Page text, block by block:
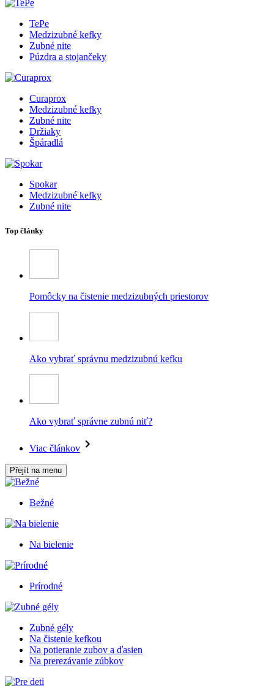
TePe
Medzizubné kefky
Zubné nite
Púzdra a stojančeky
Curaprox
Medzizubné kefky
Zubné nite
Držiaky
Špáradlá
Spokar
Medzizubné kefky
Zubné nite
Top články
Pomôcky na čistenie medzizubných priestorov
Ako vybrať správnu medzizubnú kefku
Ako vybrať správne zubnú niť?
Viac článkov
Přejít na menu
Bežné
Na bielenie
Prírodné
Zubné gély
Na čistenie kefkou
Na potieranie zubov a ďasien
Na prerezávanie zúbkov